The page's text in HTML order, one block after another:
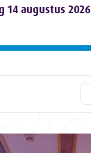
14 augustus 2026